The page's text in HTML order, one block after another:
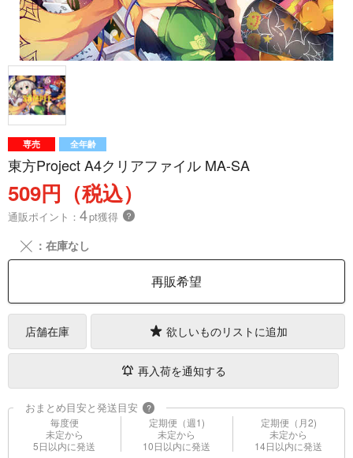
専売 全年齢
東方Project A4クリアファイル MA-SA
509円（税込）
通販ポイント： 4pt獲得 ？
╳ ：在庫なし
再販希望
店舗在庫 欲しいものリストに追加
再入荷を通知する
おまとめ目安と発送目安 ?
毎度便
未定から
5日以内に発送
定期便（週1)
未定から
10日以内に発送
定期便（月2)
未定から
14日以内に発送